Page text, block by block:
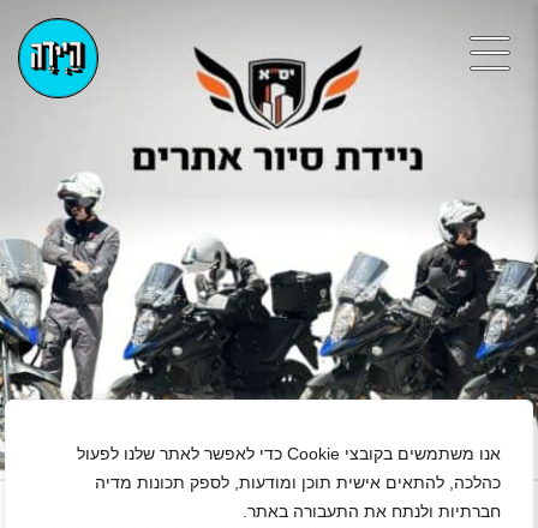
אנו משתמשים בקובצי Cookie כדי לאפשר לאתר שלנו לפעול
כהלכה, להתאים אישית תוכן ומודעות, לספק תכונות מדיה
חברתיות ולנתח את התעבורה באתר.
+